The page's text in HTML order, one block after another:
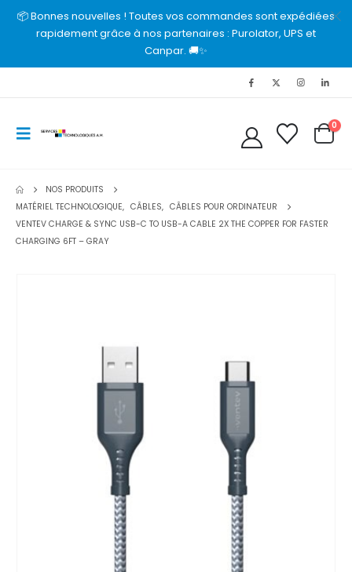
📦 Bonnes nouvelles ! Toutes vos commandes sont expédiées
rapidement grâce à nos partenaires : Purolator, UPS et
Canpar. 🚚✨
0
NOS PRODUITS
MATÉRIEL TECHNOLOGIQUE, CÂBLES, CÂBLES POUR ORDINATEUR
VENTEV CHARGE & SYNC USB-C TO USB-A CABLE 2X THE COPPER FOR FASTER
CHARGING 6FT – GRAY